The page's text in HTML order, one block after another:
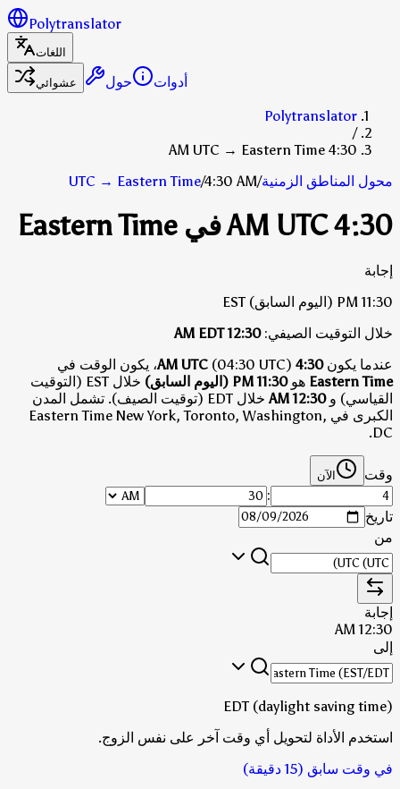
Polytranslator
اللغات
عشوائي
أدوات
حول
Polytranslator
/
4:30 AM UTC → Eastern Time
محول المناطق الزمنية/
UTC → Eastern Time/4:30 AM
4:30 AM UTC في Eastern Time
إجابة
11:30 PM
(اليوم السابق) EST
خلال التوقيت الصيفي: 12:30 AM
EDT
عندما يكون4:30 AM UTC (04:30 UTC)، يكون الوقت في
Eastern Time هو11:30 PM (اليوم السابق)
خلال EST (التوقيت
القياسي) و12:30 AM خلال EDT (توقيت الصيف) . تشمل المدن
الكبرى في Eastern Time New York, Toronto, Washington,
DC.
وقت الآن
:
تاريخ
من
إجابة
12:30 AM
إلى
EDT (daylight saving time)
استخدم الأداة لتحويل أي وقت آخر على نفس الزوج.
في وقت سابق (15 دقيقة)